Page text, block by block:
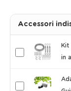
Accessori
Kit
in